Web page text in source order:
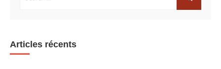
Articles récents